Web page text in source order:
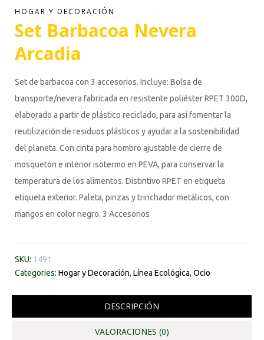
HOGAR Y DECORACIÓN
Set Barbacoa Nevera
Arcadia
Set de barbacoa con 3 accesorios. Incluye: Bolsa de
transporte/nevera fabricada en resistente poliéster RPET 300D,
elaborado a partir de plástico reciclado, para así fomentar la
reutilización de residuos plásticos y ayudar a la sostenibilidad
del planeta. Con cinta para hombro ajustable de cierre de
mosquetón e interior isotermo en PEVA, para conservar la
temperatura de los alimentos. Distintivo RPET en etiqueta
etiqueta exterior. Paleta, pinzas y trinchador metálicos, con
mangos en color negro. 3 Accesorios
SKU: 1491
Categories: Hogar y Decoración, Línea Ecológica, Ocio
DESCRIPCIÓN
VALORACIONES (0)